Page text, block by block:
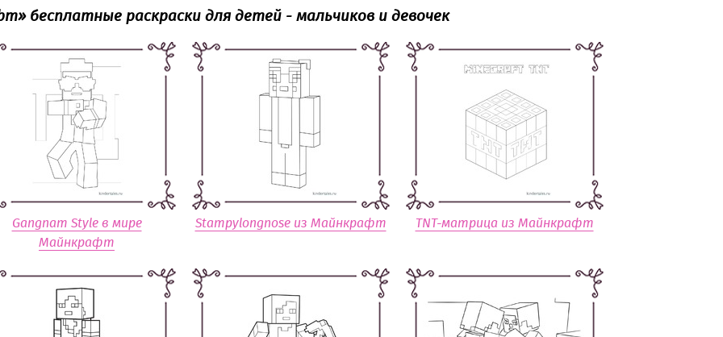
бесплатные раскраски для детей - мальчиков и девочек
Gangnam Style в мире
Майнкрафт
Stampylongnose из Майнкрафт TNT-матрица из Майнкрафт